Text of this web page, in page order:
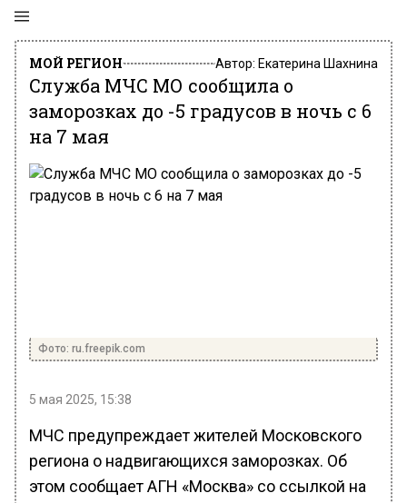
МОЙ РЕГИОН Автор: Екатерина Шахнина
Служба МЧС МО сообщила о
заморозках до -5 градусов в ночь с 6
на 7 мая
Фото: ru.freepik.com
5 мая 2025, 15:38
МЧС предупреждает жителей Московского
региона о надвигающихся заморозках. Об
этом сообщает АГН «Москва» со ссылкой на